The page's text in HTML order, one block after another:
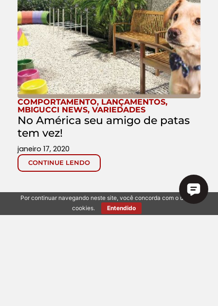
COMPORTAMENTO, LANÇAMENTOS,
MBIGUCCI NEWS, VARIEDADES
No América seu amigo de patas
tem vez!
CONTINUE LENDO
janeiro 17, 2020
Por continuar navegando neste site, você concorda com o uso de
cookies.
Entendido